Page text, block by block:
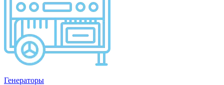
Генераторы